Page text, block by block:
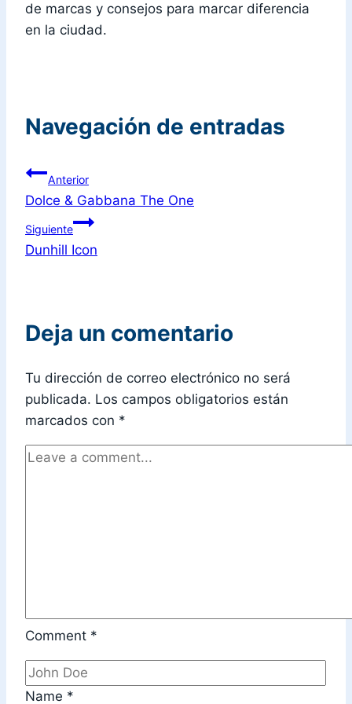
de marcas y consejos para marcar diferencia
en la ciudad.
Navegación de entradas
Anterior
Dolce & Gabbana The One
Siguiente
Dunhill Icon
Deja un comentario
Tu dirección de correo electrónico no será
publicada. Los campos obligatorios están
marcados con *
Comment *
Name *